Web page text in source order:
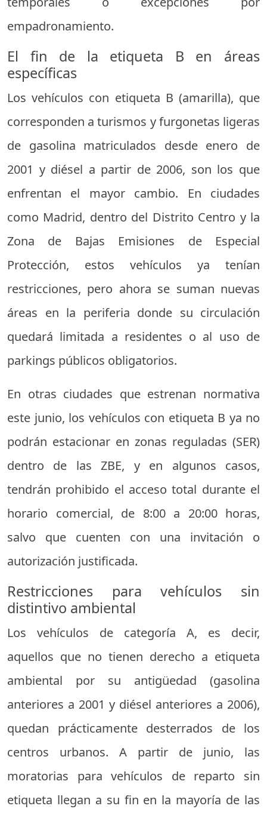
empadronamiento.
El fin de la etiqueta B en áreas
específicas
Los vehículos con etiqueta B (amarilla), que
corresponden a turismos y furgonetas ligeras
de gasolina matriculados desde enero de
2001 y diésel a partir de 2006, son los que
enfrentan el mayor cambio. En ciudades
como Madrid, dentro del Distrito Centro y la
Zona de Bajas Emisiones de Especial
Protección, estos vehículos ya tenían
restricciones, pero ahora se suman nuevas
áreas en la periferia donde su circulación
quedará limitada a residentes o al uso de
parkings públicos obligatorios.
En otras ciudades que estrenan normativa
este junio, los vehículos con etiqueta B ya no
podrán estacionar en zonas reguladas (SER)
dentro de las ZBE, y en algunos casos,
tendrán prohibido el acceso total durante el
horario comercial, de 8:00 a 20:00 horas,
salvo que cuenten con una invitación o
autorización justificada.
Restricciones para vehículos sin
distintivo ambiental
Los vehículos de categoría A, es decir,
aquellos que no tienen derecho a etiqueta
ambiental por su antigüedad (gasolina
anteriores a 2001 y diésel anteriores a 2006),
quedan prácticamente desterrados de los
centros urbanos. A partir de junio, las
moratorias para vehículos de reparto sin
etiqueta llegan a su fin en la mayoría de las